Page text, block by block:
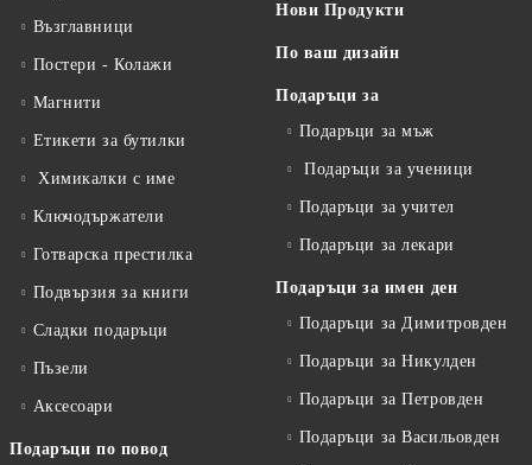
Възглавници
Постери - Колажи
Магнити
Етикети за бутилки
Химикалки с име
Ключодържатели
Готварска престилка
Подвързия за книги
Сладки подаръци
Пъзели
Аксесоари
Подаръци по повод
Нови Продукти
По ваш дизайн
Подаръци за
Подаръци за мъж
Подаръци за ученици
Подаръци за учител
Подаръци за лекари
Подаръци за имен ден
Подаръци за Димитровден
Подаръци за Никулден
Подаръци за Петровден
Подаръци за Васильовден